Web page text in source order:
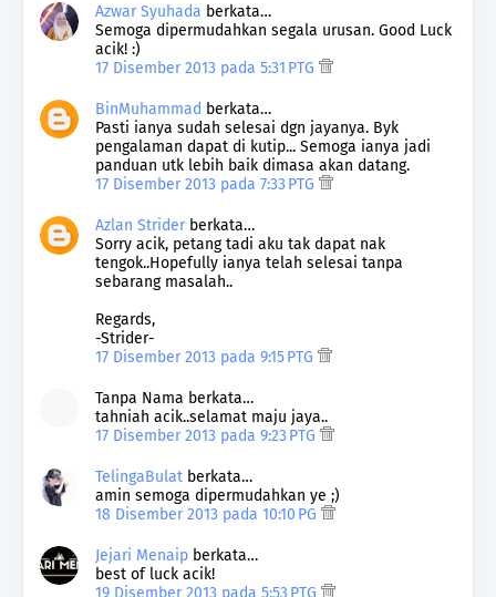
Azwar Syuhada berkata…
Semoga dipermudahkan segala urusan. Good Luck
acik! :)
17 Disember 2013 pada 5:31 PTG
BinMuhammad berkata…
Pasti ianya sudah selesai dgn jayanya. Byk
pengalaman dapat di kutip... Semoga ianya jadi
panduan utk lebih baik dimasa akan datang.
17 Disember 2013 pada 7:33 PTG
Azlan Striderberkata…
Sorry acik, petang tadi aku tak dapat nak
tengok..Hopefully ianya telah selesai tanpa
sebarang masalah..
Regards,
-Strider-
17 Disember 2013 pada 9:15 PTG
Tanpa Nama berkata…
tahniah acik..selamat maju jaya..
17 Disember 2013 pada 9:23 PTG
TelingaBulat berkata…
amin semoga dipermudahkan ye ;)
18 Disember 2013 pada 10:10 PG
Jejari Menaip berkata…
best of luck acik!
19 Disember 2013 pada 5:53 PTG